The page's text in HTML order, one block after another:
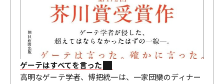
ゲーテはすべてを言った
高明なゲーテ学者、博把統一は、一家団欒のディナー